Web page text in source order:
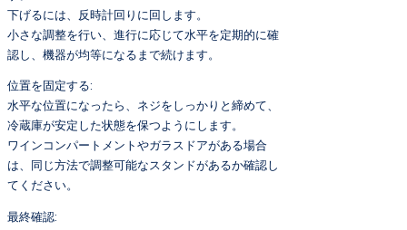
下げるには、反時計回りに回します。
小さな調整を行い、進行に応じて水平を定期的に確
認し、機器が均等になるまで続けます。
位置を固定する:
水平な位置になったら、ネジをしっかりと締めて、
冷蔵庫が安定した状態を保つようにします。
ワインコンパートメントやガラスドアがある場合
は、同じ方法で調整可能なスタンドがあるか確認し
てください。
最終確認: